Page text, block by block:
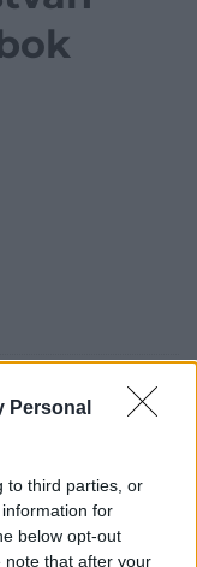
Personal
to third parties, or
for
below opt-out
note that after your